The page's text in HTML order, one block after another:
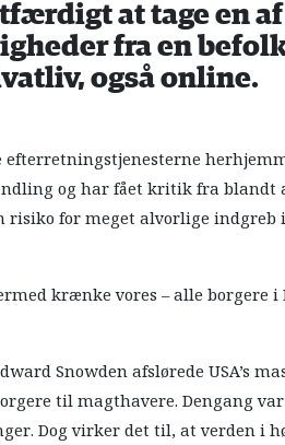
at tage en af
fra en
også online.
efterretningstjenesterne
og har fået kritik fra
risiko for meget alvorlige
krænke vores – alle borgere i
Snowden afslørede USA’s
til magthavere. Dengang
Dog virker det til, at verden i